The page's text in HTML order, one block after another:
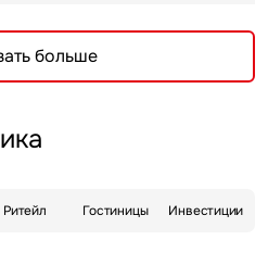
больше
Ритейл Гостиницы Инвестиции